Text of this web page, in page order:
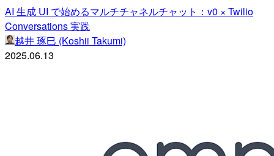
AI 生成 UI で始めるマルチチャネルチャット：v0 × Twilio
Conversations 実践
越井 琢巳 (Koshii Takumi)
2025.06.13